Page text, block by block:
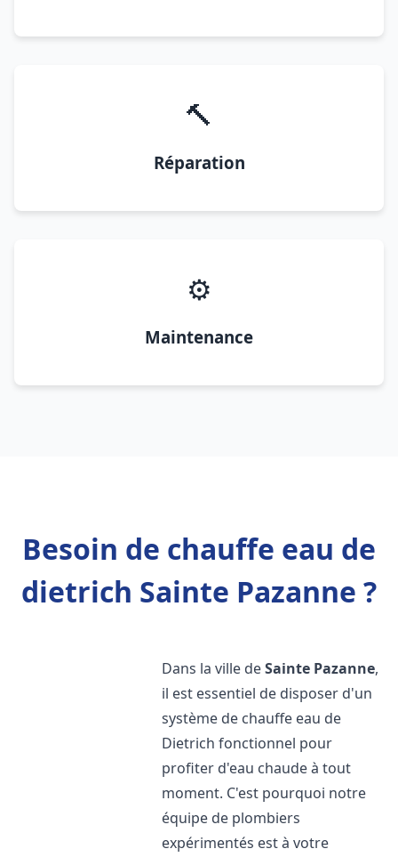
🔨
Réparation
⚙️
Maintenance
Besoin de chauffe eau de
dietrich Sainte Pazanne ?
Dans la ville deSainte Pazanne,
il est essentiel de disposer d'un
système de chauffe eau de
Dietrich fonctionnel pour
profiter d'eau chaude à tout
moment. C'est pourquoi notre
équipe de plombiers
expérimentés est à votre